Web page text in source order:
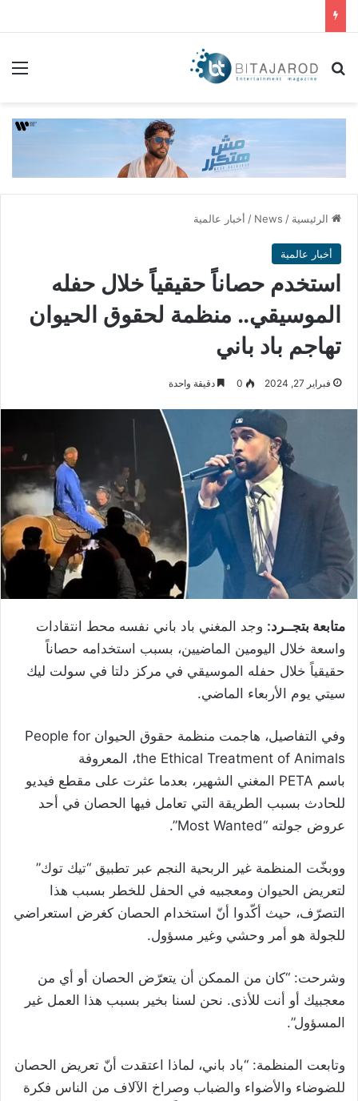
بحث عن
الرئيسية /
News
/ أخبار عالمية
أخبار عالمية
استخدم حصاناً حقيقياً خلال حفله
الموسيقي.. منظمة لحقوق الحيوان
تهاجم باد باني
فبراير 27, 2024 0 دقيقة واحدة
متابعة بتجــرد: وجد المغني باد باني نفسه محط انتقادات
واسعة خلال اليومين الماضيين، بسبب استخدامه حصاناً
حقيقياً خلال حفله الموسيقي في مركز دلتا في سولت ليك
سيتي يوم الأربعاء الماضي.
وفي التفاصيل، هاجمت منظمة حقوق الحيوان People for
the Ethical Treatment of Animals، المعروفة
باسم PETA المغني الشهير، بعدما عثرت على مقطع فيديو
للحادث بسبب الطريقة التي تعامل فيها الحصان في أحد
عروض جولته “Most Wanted”.
ووبخّت المنظمة غير الربحية النجم عبر تطبيق “تيك توك”
لتعريض الحيوان ومعجبيه في الحفل للخطر بسبب هذا
التصرّف، حيث أكّدوا أنّ استخدام الحصان كغرض استعراضي
للجولة هو أمر وحشي وغير مسؤول.
وشرحت: “كان من الممكن أن يتعرّض الحصان أو أي من
معجبيك أو أنت للأذى. نحن لسنا بخير بسبب هذا العمل غير
المسؤول”.
وتابعت المنظمة: “باد باني، لماذا اعتقدت أنّ تعريض الحصان
للضوضاء والأضواء والضباب وصراخ الآلاف من الناس فكرة